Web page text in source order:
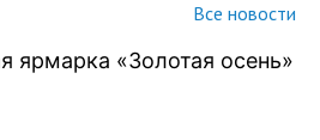
Все новости
ярмарка «Золотая осень»